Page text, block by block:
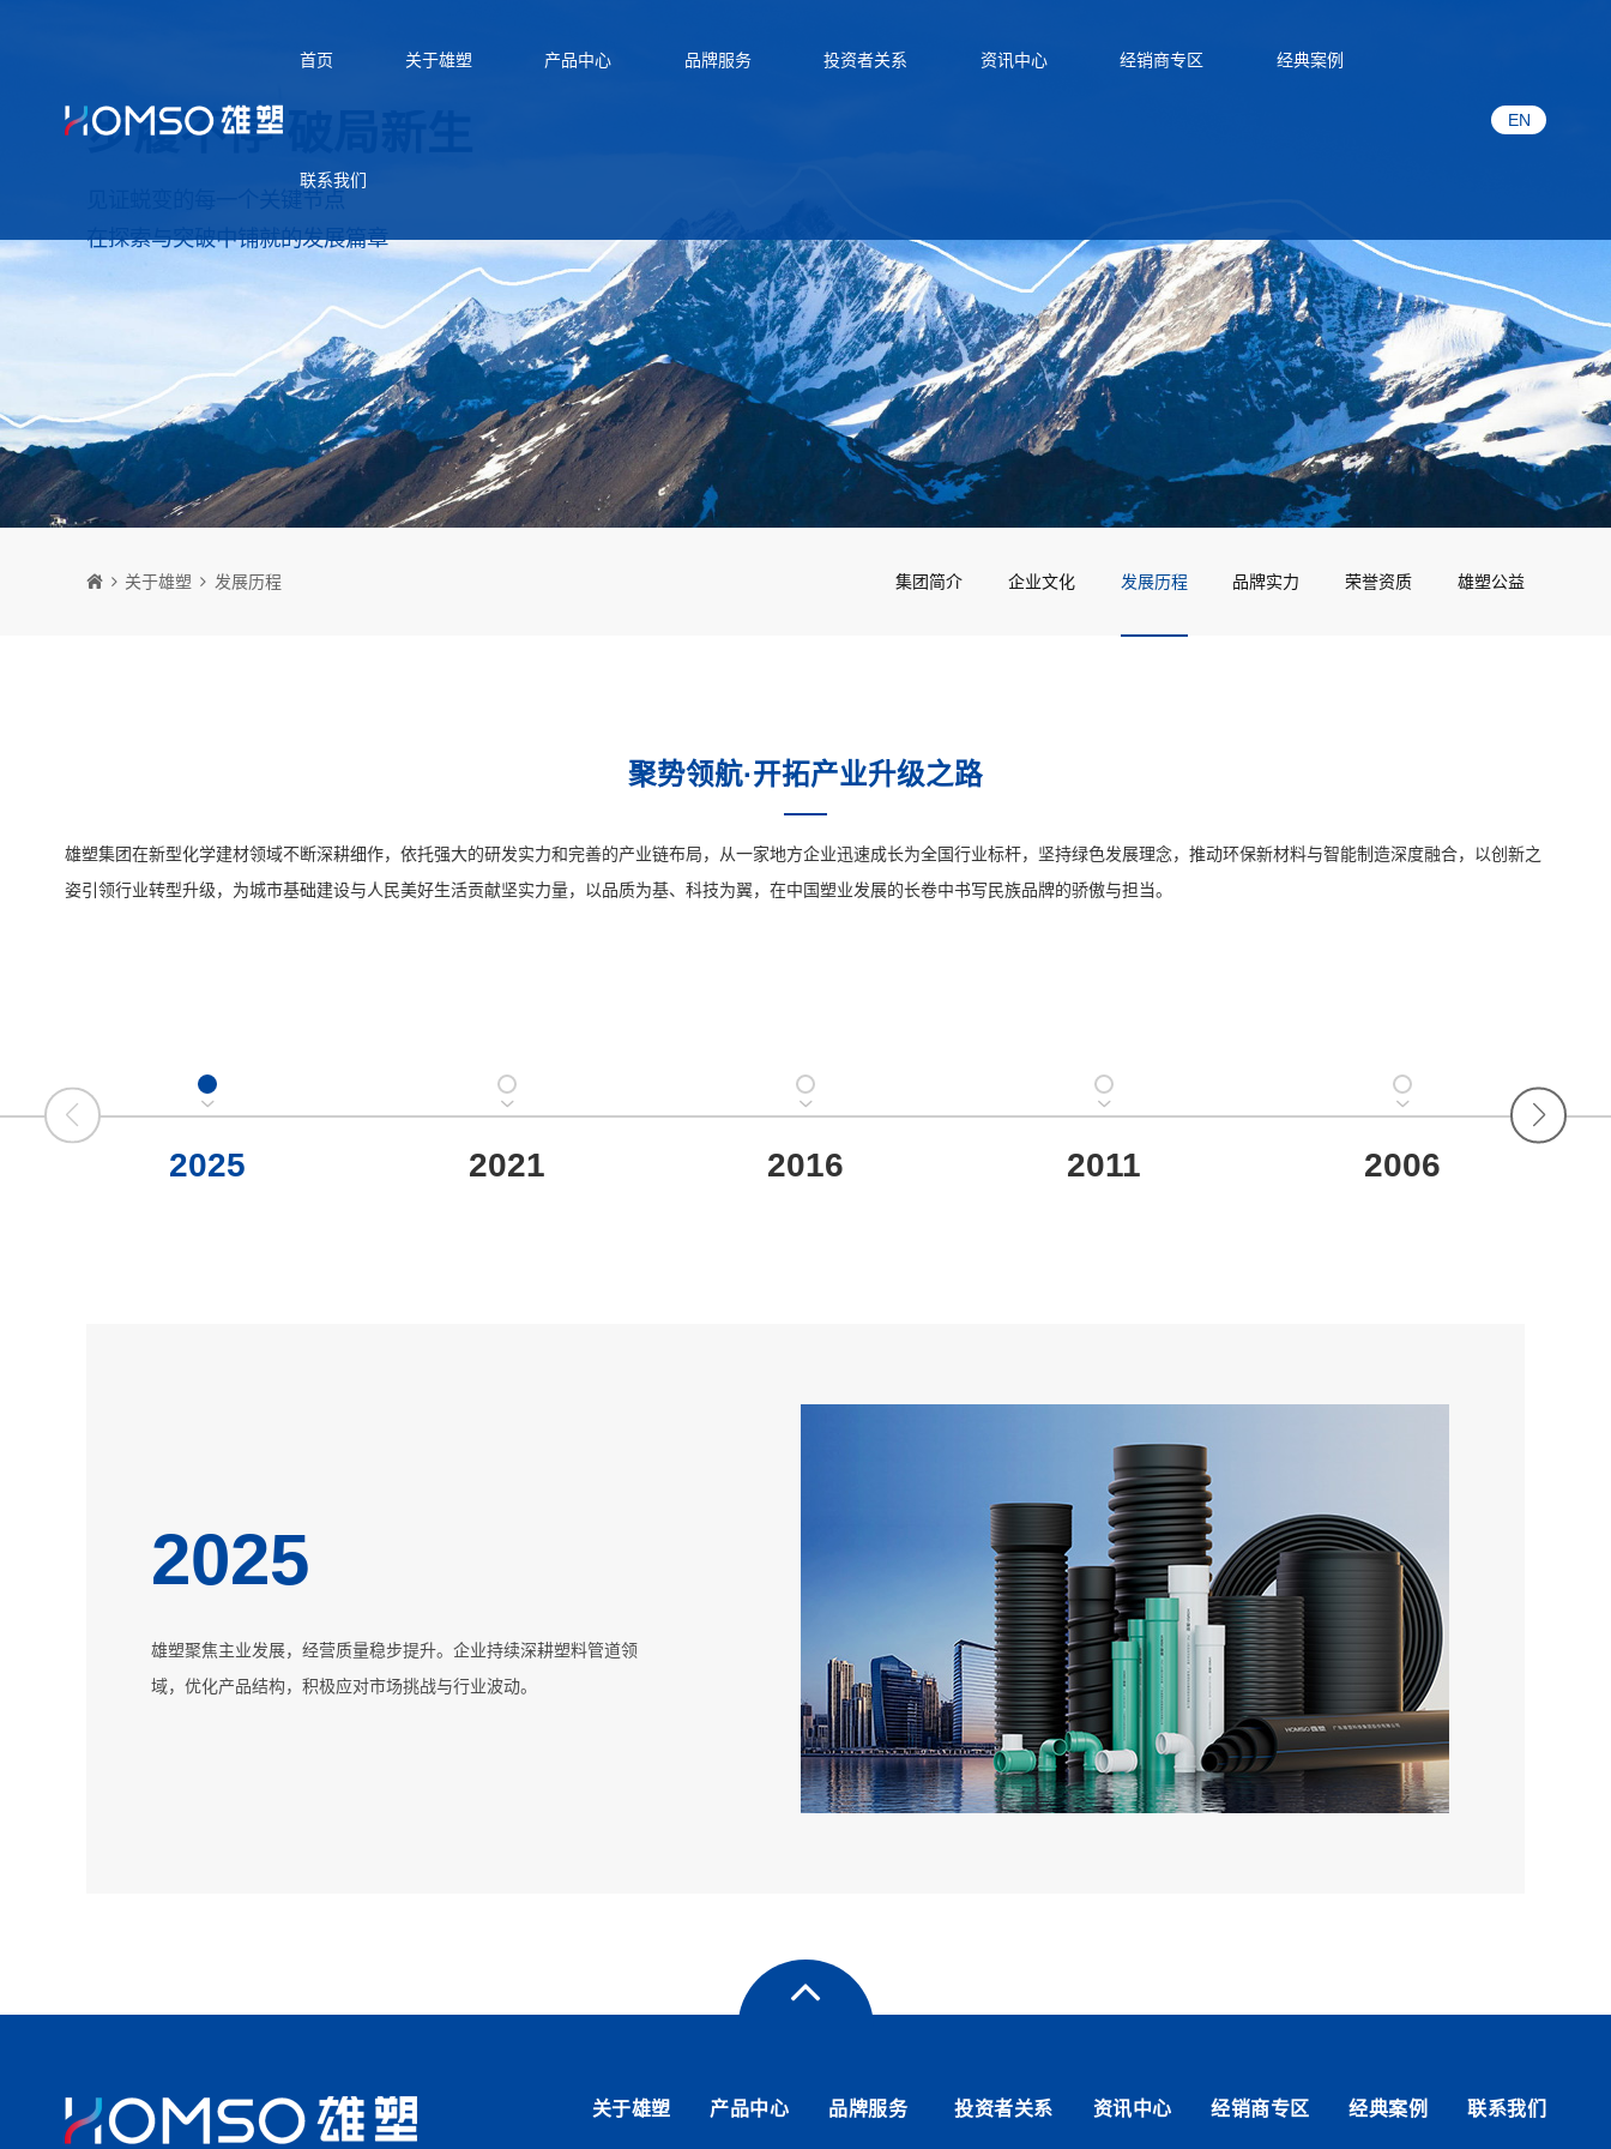
首页 关于雄塑 产品中心 品牌服务 投资者关系 资讯中心 经销商专区 经典案例
联系我们
EN
步履不停 破局新生
见证蜕变的每一个关键节点
在探索与突破中铺就的发展篇章
关于雄塑 发展历程 集团简介 企业文化 发展历程 品牌实力 荣誉资质 雄塑公益
聚势领航·开拓产业升级之路
雄塑集团在新型化学建材领域不断深耕细作，依托强大的研发实力和完善的产业链布局，从一家地方企业迅速成长为全国行业标杆，坚持绿色发展理念，推动环保新材料与智能制造深度融合，以创新之
姿引领行业转型升级，为城市基础建设与人民美好生活贡献坚实力量，以品质为基、科技为翼，在中国塑业发展的长卷中书写民族品牌的骄傲与担当。
2025 2021 2016 2011 2006
2025
雄塑聚焦主业发展，经营质量稳步提升。企业持续深耕塑料管道领
域，优化产品结构，积极应对市场挑战与行业波动。
2021.12云南雄塑举行隆重开业仪式
2021.01海南雄塑举行隆重开业庆典仪式
2009.07获得中国环境标志产品认证证书
2010.04顺利通过ISO14001环境管理体系认证
2006.05被中国防腐技术协会评为中国工业防腐蚀技术协会会员单
1996.06
广东雄塑科技实业有限公司成立
关于雄塑 产品中心 品牌服务 投资者关系 资讯中心 经销商专区 经典案例 联系我们